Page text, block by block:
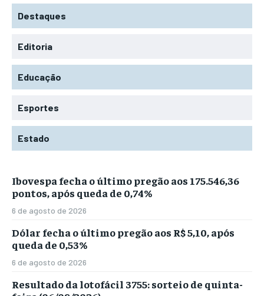
Destaques
Editoria
Educação
Esportes
Estado
Ibovespa fecha o último pregão aos 175.546,36
pontos, após queda de 0,74%
6 de agosto de 2026
Dólar fecha o último pregão aos R$ 5,10, após
queda de 0,53%
6 de agosto de 2026
Resultado da lotofácil 3755: sorteio de quinta-